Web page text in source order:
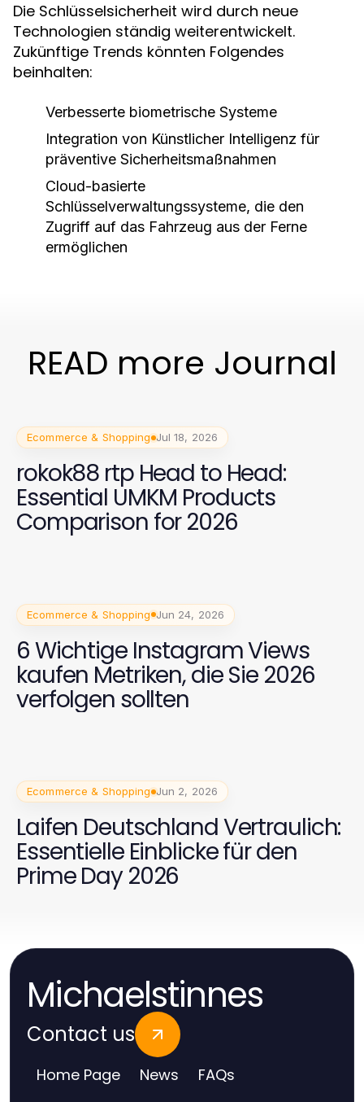
Die Schlüsselsicherheit wird durch neue
Technologien ständig weiterentwickelt.
Zukünftige Trends könnten Folgendes
beinhalten:
Verbesserte biometrische Systeme
Integration von Künstlicher Intelligenz für
präventive Sicherheitsmaßnahmen
Cloud-basierte
Schlüsselverwaltungssysteme, die den
Zugriff auf das Fahrzeug aus der Ferne
ermöglichen
READ more Journal
Ecommerce & Shopping Jul 18, 2026
rokok88 rtp Head to Head:
Essential UMKM Products
Comparison for 2026
Ecommerce & Shopping Jun 24, 2026
6 Wichtige Instagram Views
kaufen Metriken, die Sie 2026
verfolgen sollten
Ecommerce & Shopping Jun 2, 2026
Laifen Deutschland Vertraulich:
Essentielle Einblicke für den
Prime Day 2026
Michaelstinnes
Contact us
Home Page News FAQs